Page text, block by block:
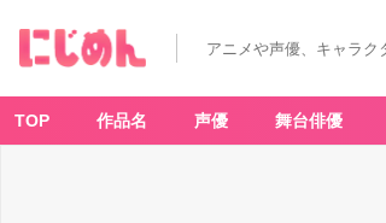
アニメや声優、キャラク
TOP 作品名 声優 舞台俳優